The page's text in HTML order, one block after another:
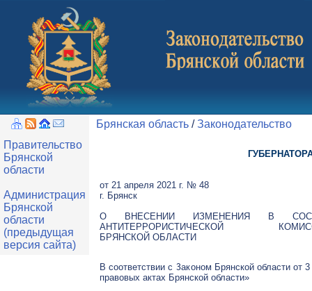
Правительство
Брянской
области
Администрация
Брянской
области
(предыдущая
версия сайта)
Брянская область /Законодательство
от 21 апреля 2021 г. № 48
г. Брянск
О ВНЕСЕНИИ ИЗМЕНЕНИЯ В
АНТИТЕРРОРИСТИЧЕСКОЙ
БРЯНСКОЙ ОБЛАСТИ
В соответствии с Законом Брянской области
правовых актах Брянской области»